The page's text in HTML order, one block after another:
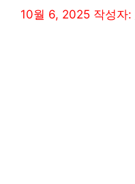
10월 6, 2025 작성자: